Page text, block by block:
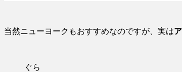
当然ニューヨークもおすすめなのですが、実は
ぐら